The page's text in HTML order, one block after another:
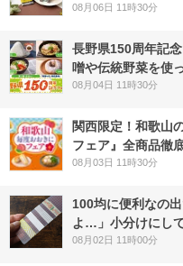
08月06日 11時30分
長野県150周年記
噌や伝統野菜を使
08月04日 11時30分
関西限定！和歌山
フェア』全商品徹
08月03日 11時30分
100均に便利なの
よ…」小分けにし
08月02日 11時00分